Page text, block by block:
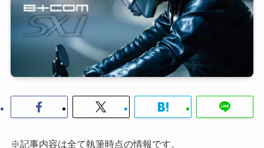
※記事内容は全て執筆時点の情報です。